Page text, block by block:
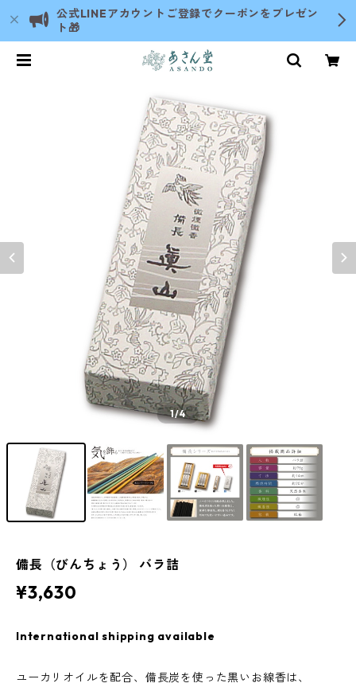
公式LINEアカウントご登録でクーポンをプレゼン
ト🎁
1/4
備長（びんちょう） バラ詰
¥3,630
International shipping available
ユーカリオイルを配合、備長炭を使った黒いお線香は、